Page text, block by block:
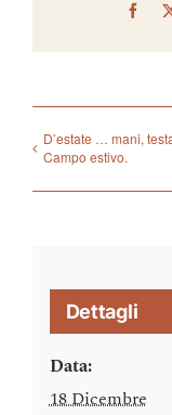
D’estate … mani,
Campo estivo.
Dettagli
Data:
18 Dicembre